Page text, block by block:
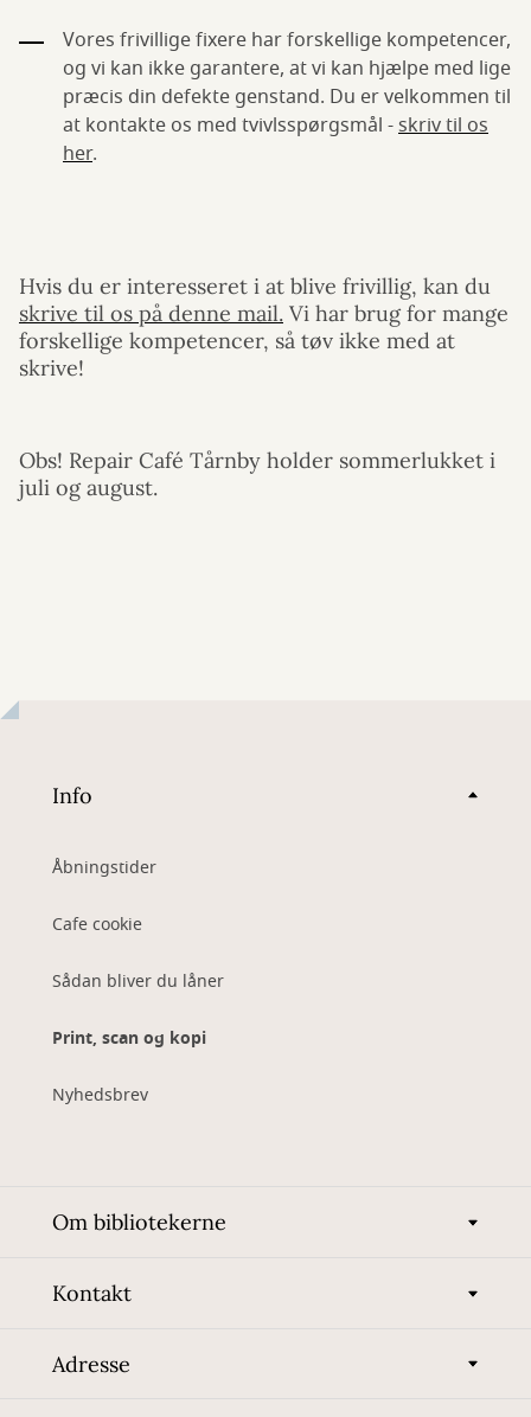
Vores frivillige fixere har forskellige kompetencer,
og vi kan ikke garantere, at vi kan hjælpe med lige
præcis din defekte genstand. Du er velkommen til
at kontakte os med tvivlsspørgsmål -skriv til os
her.
Hvis du er interesseret i at blive frivillig, kan du
skrive til os på denne mail. Vi har brug for mange
forskellige kompetencer, så tøv ikke med at
skrive!
Obs! Repair Café Tårnby holder sommerlukket i
juli og august.
Info
Åbningstider
Cafe cookie
Sådan bliver du låner
Print, scan og kopi
Nyhedsbrev
Om bibliotekerne
Kontakt
Adresse